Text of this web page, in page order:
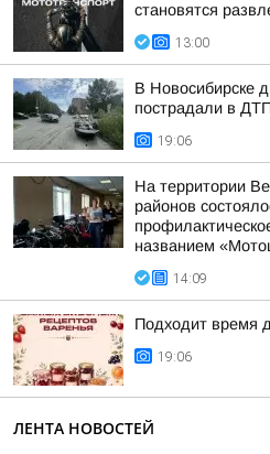
становятся
13:00
В Новосибирске
пострадали в
19:06
На территории
районов
названием
14:09
Подходит время
19:06
ЛЕНТА НОВОСТЕЙ